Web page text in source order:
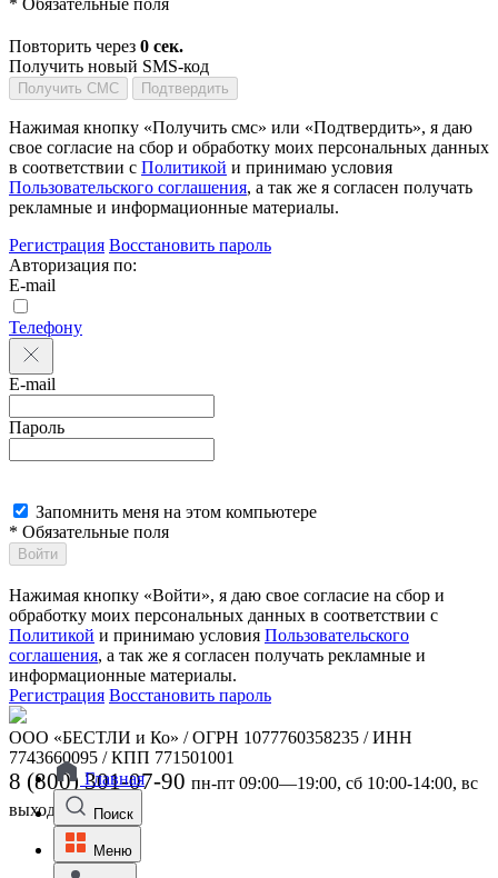
* Обязательные поля
Повторить через 0 сек.
Получить новый SMS-код
Получить СМС Подтвердить
Нажимая кнопку «Получить смс» или «Подтвердить», я даю
свое согласие на сбор и обработку моих персональных данных
в соответствии с Политикой и принимаю условия
Пользовательского соглашения, а так же я согласен получать
рекламные и информационные материалы.
Регистрация Восстановить пароль
Авторизация по:
E-mail
Телефону
E-mail
Пароль
Запомнить меня на этом компьютере
* Обязательные поля
Войти
Нажимая кнопку «Войти», я даю свое согласие на сбор и
обработку моих персональных данных в соответствии с
Политикой и принимаю условия Пользовательского
соглашения, а так же я согласен получать рекламные и
информационные материалы.
Регистрация Восстановить пароль
ООО «БЕСТЛИ и Ко» / ОГРН 1077760358235 / ИНН
7743660095 / КПП 771501001
8 (800) 301-07-90 пн-пт 09:00—19:00, сб 10:00-14:00, вс
выходной
Главная
Поиск
Меню